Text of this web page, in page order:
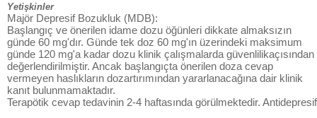
Yetişkinler
Majör Depresif Bozukluk (MDB):
Başlangıç ve önerilen idame dozu öğünleri dikkate almaksızın
günde 60 mg'dır. Günde tek doz 60 mg'ın üzerindeki maksimum
günde 120 mg'a kadar dozu klinik çalışmalarda güvenlilikaçısından
değerlendirilmiştir. Ancak başlangıçta önerilen doza cevap
vermeyen haslıkların dozartırımından yararlanacağına dair klinik
kanıt bulunmamaktadır.
Terapötik cevap tedavinin 2-4 haftasında görülmektedir. Antidepresif